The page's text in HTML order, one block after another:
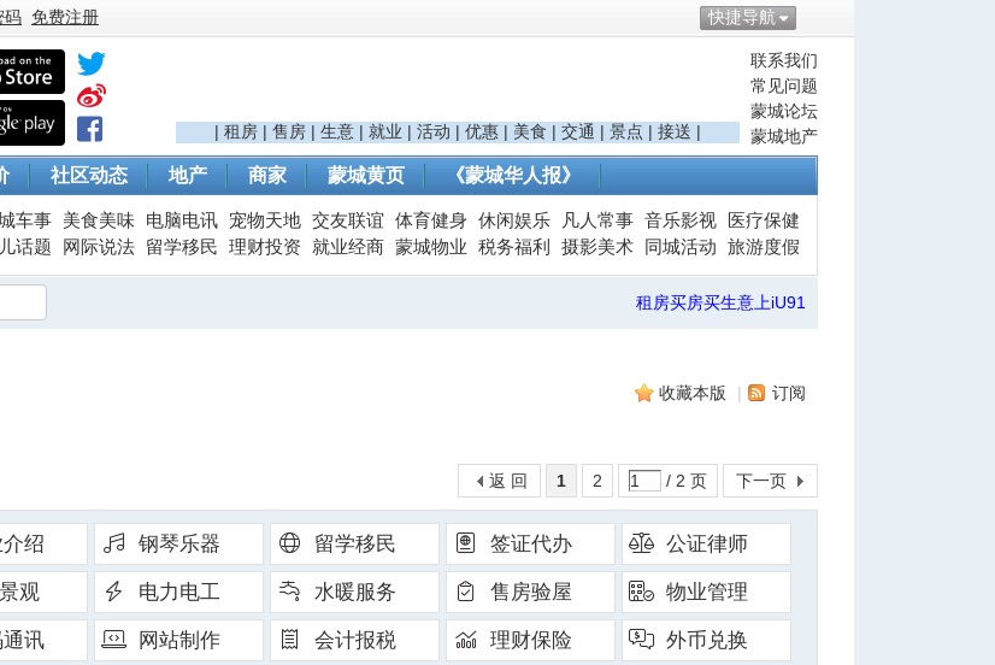
快捷导航
码 免费注册
联系我们
常见问题
蒙城论坛
蒙城地产
| 租房 | 售房 | 生意 | 就业 | 活动 | 优惠 | 美食 | 交通 | 景点 | 接送 |
社区动态 地产 商家 蒙城黄页 《蒙城华人报》
车事 美食美味 电脑电讯 宠物天地 交友联谊 体育健身 休闲娱乐 凡人常事 音乐影视
医疗保健
话题 网际说法 留学移民 理财投资 就业经商 蒙城物业 税务福利 摄影美术 同城活动 旅游度假
租房买房买生意上iU91
收藏本版 | 订阅
1 2 / 2 页 下一页
返 回
绍 钢琴乐器 留学移民 签证代办 公证律师
观 电力电工 水暖服务 售房验屋 物业管理
讯 网站制作 会计报税 理财保险 外币兑换